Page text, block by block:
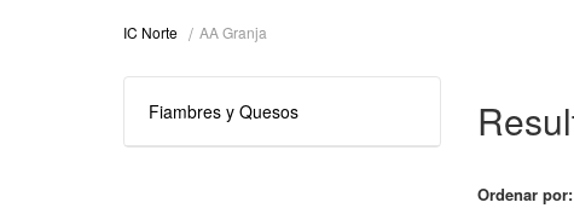
IC Norte AA Granja
Fiambres y Quesos
Ordenar por: